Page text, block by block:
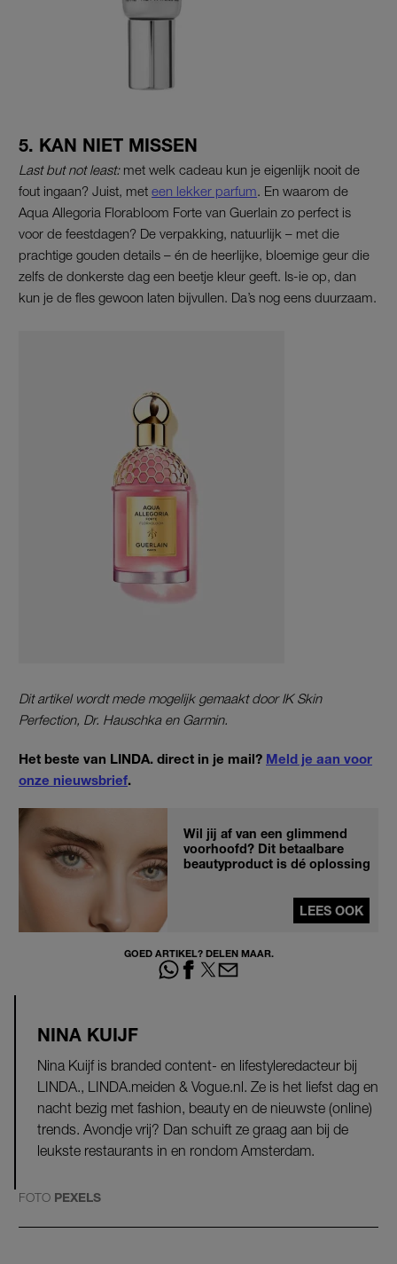
5. KAN NIET MISSEN
Last but not least:met welk cadeau kun je eigenlijk nooit de
fout ingaan? Juist, met een lekker parfum. En waarom de
Aqua Allegoria Florabloom Forte van Guerlain zo perfect is
voor de feestdagen? De verpakking, natuurlijk – met die
prachtige gouden details – én de heerlijke, bloemige geur die
zelfs de donkerste dag een beetje kleur geeft. Is-ie op, dan
kun je de fles gewoon laten bijvullen. Da’s nog eens duurzaam.
Dit artikel wordt mede mogelijk gemaakt door IK Skin
Perfection, Dr. Hauschka en Garmin.
Het beste van LINDA. direct in je mail? Meld je aan voor
onze nieuwsbrief.
Wil jij af van een glimmend
voorhoofd? Dit betaalbare
beautyproduct is dé oplossing
LEES OOK
GOED ARTIKEL? DELEN MAAR.
NINA KUIJF
Nina Kuijf is branded content- en lifestyleredacteur bij
LINDA., LINDA.meiden & Vogue.nl. Ze is het liefst dag en
nacht bezig met fashion, beauty en de nieuwste (online)
trends. Avondje vrij? Dan schuift ze graag aan bij de
leukste restaurants in en rondom Amsterdam.
FOTO PEXELS